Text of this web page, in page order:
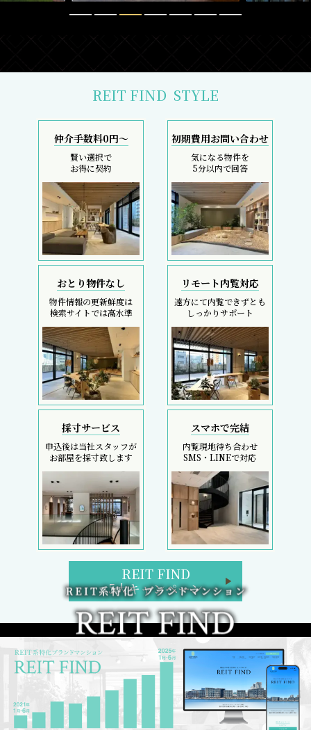
REIT FIND STYLE
仲介手数料0円～
賢い選択で
お得に契約
初期費用お問い合わせ
気になる物件を
5分以内で回答
おとり物件なし
物件情報の更新鮮度は
検索サイトでは高水準
リモート内覧対応
遠方にて内覧できずとも
しっかりサポート
採寸サービス
申込後は当社スタッフが
お部屋を採寸致します
スマホで完結
内覧現地待ち合わせ
SMS・LINEで対応
REIT FIND
5大キャンペーン